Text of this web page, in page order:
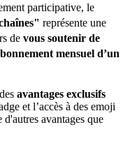
participative, le
représente une
de vous soutenir de
mensuel d’un
avantages exclusifs
et l’accès à des emoji
avantages que